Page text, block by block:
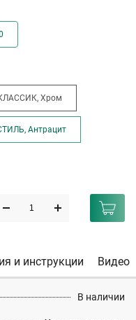
Хром
Антрацит
и инструкции Видео
В наличии